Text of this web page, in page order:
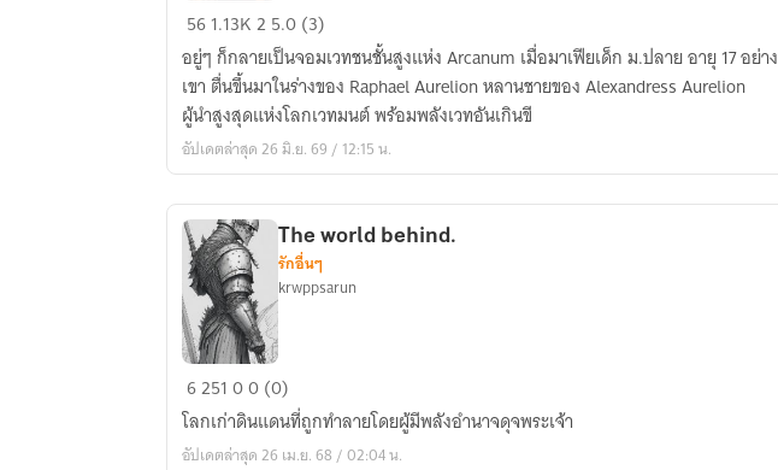
“ตื่น
มา
ก็
เป็น
จอม
เวทย์
สูง
ซะ
แล้ว”
561.13K2 5.0 (3)
อยู่ๆ ก็กลายเป็นจอมเวทชนชั้นสูงแห่ง Arcanum เมื่อมาเฟียเด็ก ม.ปลาย อายุ 17 อย่าง
เขา ตื่นขึ้นมาในร่างของ Raphael Aurelion หลานชายของ Alexandress Aurelion
ผู้นำสูงสุดแห่งโลกเวทมนต์ พร้อมพลังเวทอันเกินขี
อัปเดตล่าสุด 26 มิ.ย. 69 / 12:15 น.
The
world
behind.
The world behind.
รักอื่นๆ
krwppsarun
625100 (0)
โลกเก่าดินแดนที่ถูกทำลายโดยผู้มีพลังอำนาจดุจพระเจ้า
อัปเดตล่าสุด 26 เม.ย. 68 / 02:04 น.